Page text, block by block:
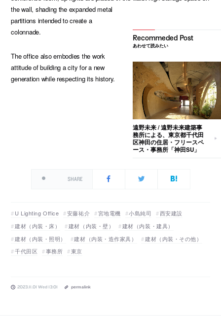
the wall, shading the expanded metal
partitions intended to create a
colonnade.
The office also embodies the work
attitude of building a city for a new
generation while respecting its history.
あわせて読みたい
遠野未来 / 遠野未来建築事
務所による、東京都千代田
区神田の住居・フリースペ
ース・事務所「神田SU」
SHARE
U Lighting Office 安藤祐介 宮地電機 小島純司
西安建設
建材（内装・床）
建材（内装・壁）
建材（内装・建具）
建材（内装・照明）
建材（内装・造作家具）
建材（内装・その他）
千代田区
事務所 東京
2023.11.01 Wed 13:01 permalink